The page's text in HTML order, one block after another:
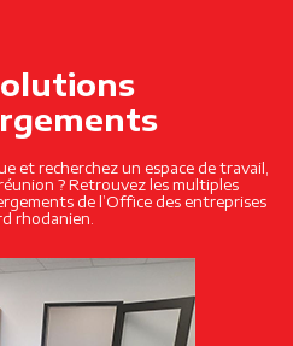
et recherchez un espace de travail,
? Retrouvez les multiples
de l’Office des entreprises
rhodanien.